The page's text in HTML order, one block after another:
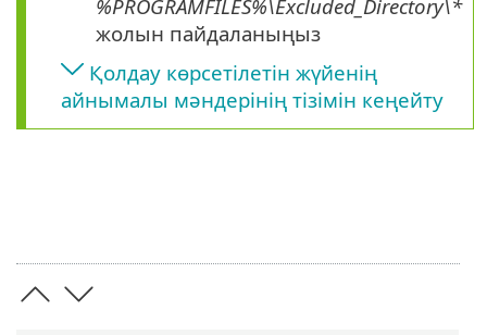
%PROGRAMFILES%\Excluded_Directory\*
жолын пайдаланыңыз
Қолдау көрсетілетін жүйенің
айнымалы мәндерінің тізімін кеңейту